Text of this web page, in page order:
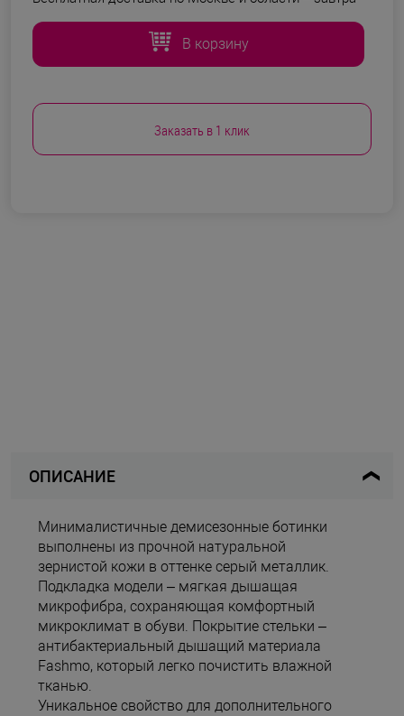
В корзину
Заказать в 1 клик
ОПИСАНИЕ
Минималистичные демисезонные ботинки
выполнены из прочной натуральной
зернистой кожи в оттенке серый металлик.
Подкладка модели – мягкая дышащая
микрофибра, сохраняющая комфортный
микроклимат в обуви. Покрытие стельки –
антибактериальный дышащий материала
Fashmo, который легко почистить влажной
тканью.
Уникальное свойство для дополнительного